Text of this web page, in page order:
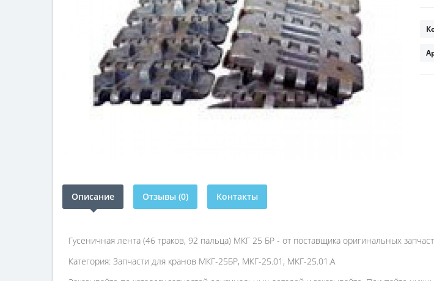
Описание Отзывы (0) Контакты
Гусеничная лента (46 траков, 92 пальца) МКГ 25 БР - от поставщика оригинальных
Категория: Запчасти для кранов МКГ-25БР, МКГ-25.01, МКГ-25.01.А